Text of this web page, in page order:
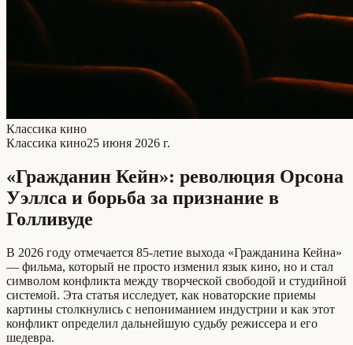
Классика кино
Классика кино25 июня 2026 г.
«Гражданин Кейн»: революция Орсона
Уэллса и борьба за признание в
Голливуде
В 2026 году отмечается 85-летие выхода «Гражданина Кейна»
— фильма, который не просто изменил язык кино, но и стал
символом конфликта между творческой свободой и студийной
системой. Эта статья исследует, как новаторские приемы
картины столкнулись с непониманием индустрии и как этот
конфликт определил дальнейшую судьбу режиссера и его
шедевра.